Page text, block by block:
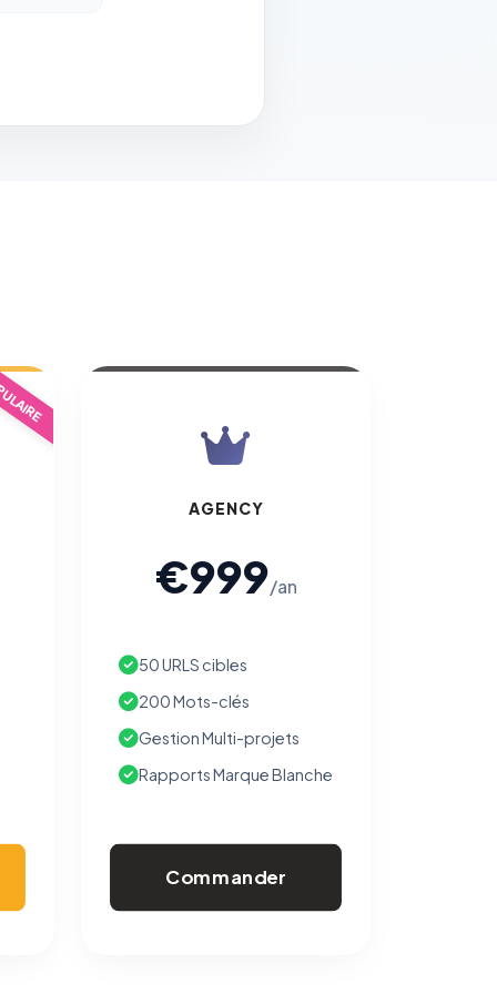
AGENCY
€999/an
50 URLS cibles
200 Mots-clés
Gestion Multi-projets
Rapports Marque Blanche
Commander